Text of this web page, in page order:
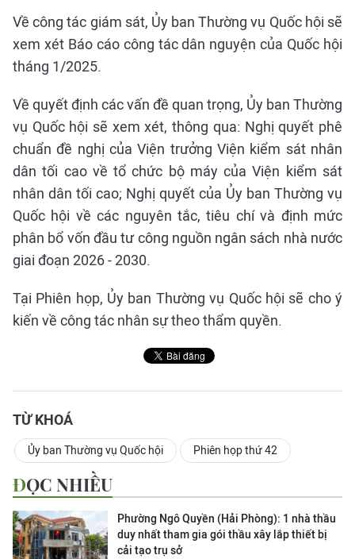
Về công tác giám sát, Ủy ban Thường vụ Quốc hội sẽ
xem xét Báo cáo công tác dân nguyện của Quốc hội
tháng 1/2025.
Về quyết định các vấn đề quan trọng, Ủy ban Thường
vụ Quốc hội sẽ xem xét, thông qua: Nghị quyết phê
chuẩn đề nghị của Viện trưởng Viện kiểm sát nhân
dân tối cao về tổ chức bộ máy của Viện kiểm sát
nhân dân tối cao; Nghị quyết của Ủy ban Thường vụ
Quốc hội về các nguyên tắc, tiêu chí và định mức
phân bổ vốn đầu tư công nguồn ngân sách nhà nước
giai đoạn 2026 - 2030.
Tại Phiên họp, Ủy ban Thường vụ Quốc hội sẽ cho ý
kiến về công tác nhân sự theo thẩm quyền.
TỪ KHOÁ
Ủy ban Thường vụ Quốc hội Phiên họp thứ 42
ĐỌC NHIỀU
Phường Ngô Quyền (Hải Phòng): 1 nhà thầu
duy nhất tham gia gói thầu xây lắp thiết bị
cải tạo trụ sở